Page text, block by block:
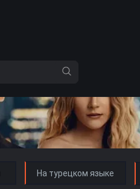
На турецком языке